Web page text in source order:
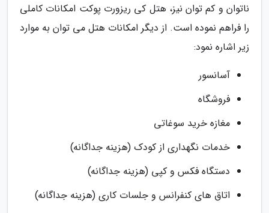
ناتوان و کم توان نیز، هتل کی ریزورت پوکت امکانات کاملی
را فراهم نموده است. از دیگر امکانات هتل می توان به موارد
زیر اشاره نمود:
آسانسور
فروشگاه
مغازه خرید سوغاتی
خدمات نگهداری از کودک (هزینه جداگانه)
دستگاه فکس و کپی (هزینه جداگانه)
اتاق های کنفرانس و جلسات کاری (هزینه جداگانه)